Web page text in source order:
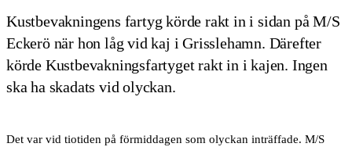
Kustbevakningens fartyg körde rakt in i sidan på M/S
Eckerö när hon låg vid kaj i Grisslehamn. Därefter
körde Kustbevakningsfartyget rakt in i kajen. Ingen
ska ha skadats vid olyckan.
Det var vid tiotiden på förmiddagen som olyckan inträffade. M/S